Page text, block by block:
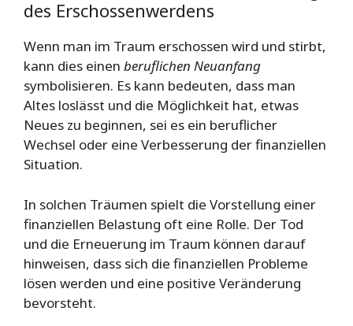
des Erschossenwerdens
Wenn man im Traum erschossen wird und stirbt,
kann dies einen beruflichen Neuanfang
symbolisieren. Es kann bedeuten, dass man
Altes loslässt und die Möglichkeit hat, etwas
Neues zu beginnen, sei es ein beruflicher
Wechsel oder eine Verbesserung der finanziellen
Situation.
In solchen Träumen spielt die Vorstellung einer
finanziellen Belastung oft eine Rolle. Der Tod
und die Erneuerung im Traum können darauf
hinweisen, dass sich die finanziellen Probleme
lösen werden und eine positive Veränderung
bevorsteht.